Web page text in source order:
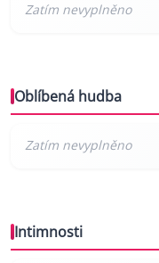
Oblíbená hudba
Intimnosti